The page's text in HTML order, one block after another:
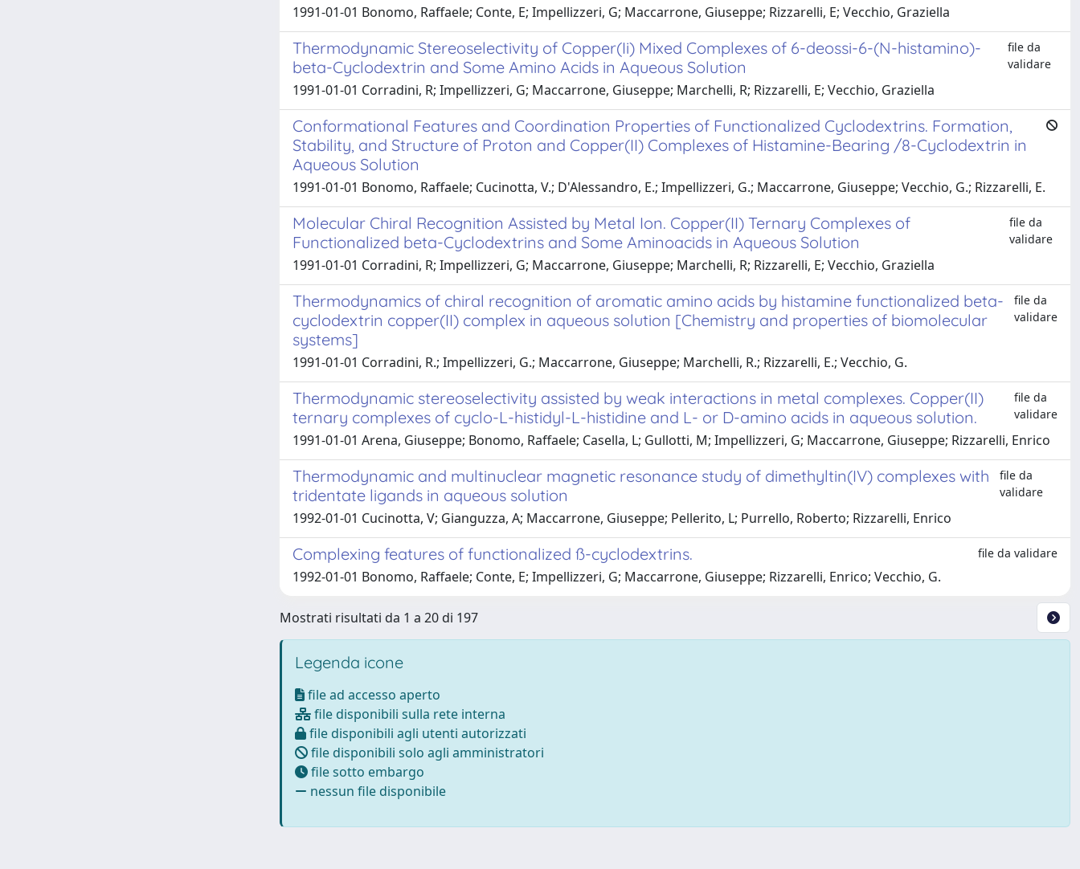
1991-01-01 Bonomo, Raffaele; Conte, E; Impellizzeri, G; Maccarrone, Giuseppe; Rizzarelli, E; Vecchio, Graziella
Thermodynamic Stereoselectivity of Copper(Ii) Mixed Complexes of 6-deossi-6-(N-histamino)-
beta-Cyclodextrin and Some Amino Acids in Aqueous Solution
file da
validare
1991-01-01 Corradini, R; Impellizzeri, G; Maccarrone, Giuseppe; Marchelli, R; Rizzarelli, E; Vecchio, Graziella
Conformational Features and Coordination Properties of Functionalized Cyclodextrins. Formation,
Stability, and Structure of Proton and Copper(II) Complexes of Histamine-Bearing /8-Cyclodextrin in
Aqueous Solution
1991-01-01 Bonomo, Raffaele; Cucinotta, V.; D'Alessandro, E.; Impellizzeri, G.; Maccarrone, Giuseppe; Vecchio, G.; Rizzarelli, E.
Molecular Chiral Recognition Assisted by Metal Ion. Copper(II) Ternary Complexes of
Functionalized beta-Cyclodextrins and Some Aminoacids in Aqueous Solution
file da
validare
1991-01-01 Corradini, R; Impellizzeri, G; Maccarrone, Giuseppe; Marchelli, R; Rizzarelli, E; Vecchio, Graziella
Thermodynamics of chiral recognition of aromatic amino acids by histamine functionalized beta-
cyclodextrin copper(II) complex in aqueous solution [Chemistry and properties of biomolecular
systems]
file da
validare
1991-01-01 Corradini, R.; Impellizzeri, G.; Maccarrone, Giuseppe; Marchelli, R.; Rizzarelli, E.; Vecchio, G.
Thermodynamic stereoselectivity assisted by weak interactions in metal complexes. Copper(II)
ternary complexes of cyclo-L-histidyl-L-histidine and L- or D-amino acids in aqueous solution.
file da
validare
1991-01-01 Arena, Giuseppe; Bonomo, Raffaele; Casella, L; Gullotti, M; Impellizzeri, G; Maccarrone, Giuseppe; Rizzarelli, Enrico
Thermodynamic and multinuclear magnetic resonance study of dimethyltin(IV) complexes with
tridentate ligands in aqueous solution
file da
validare
1992-01-01 Cucinotta, V; Gianguzza, A; Maccarrone, Giuseppe; Pellerito, L; Purrello, Roberto; Rizzarelli, Enrico
Complexing features of functionalized ß-cyclodextrins. file da validare
1992-01-01 Bonomo, Raffaele; Conte, E; Impellizzeri, G; Maccarrone, Giuseppe; Rizzarelli, Enrico; Vecchio, G.
Mostrati risultati da 1 a 20 di 197
Legenda icone
file ad accesso aperto
file disponibili sulla rete interna
file disponibili agli utenti autorizzati
file disponibili solo agli amministratori
file sotto embargo
nessun file disponibile